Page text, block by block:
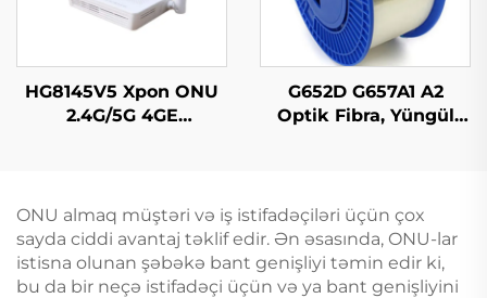
HG8145V5 Xpon ONU
2.4G/5G 4GE
G652D G657A1 A2
Optik Fibra, Yüngül
ONU almaq müştəri və iş istifadəçiləri üçün çox
sayda ciddi avantaj təklif edir. Ən əsasında, ONU-lar
istisna olunan şəbəkə bant genişliyi təmin edir ki,
bu da bir neçə istifadəçi üçün və ya bant genişliyini